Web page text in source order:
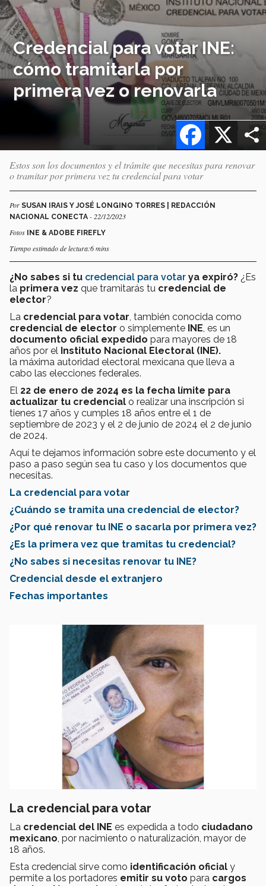
Credencial para votar INE:
cómo tramitarla por
primera vez o renovarla
X
Facebook
Estos son los documentos y el trámite que necesitas para renovar
o tramitar por primera vez tu credencial para votar
Por SUSAN IRAIS Y JOSÉ LONGINO TORRES | REDACCIÓN
NACIONAL CONECTA - 22/12/2023
Fotos INE & ADOBE FIREFLY
Tiempo estimado de lectura:6 mins
¿No sabes si tu credencial para votar ya expiró? ¿Es
la primera vez que tramitarás tu credencial de
elector?
La credencial para votar , también conocida como
credencial de elector o simplemente INE , es un
documento oficial expedido para mayores de 18
años por el Instituto Nacional Electoral (INE).
la máxima autoridad electoral mexicana que lleva a
cabo las elecciones federales.
El 22 de enero de 2024 es la fecha límite para
actualizar tu credencial o realizar una inscripción si
tienes 17 años y cumples 18 años entre el 1 de
septiembre de 2023 y el 2 de junio de 2024 el 2 de junio
de 2024.
Aquí te dejamos información sobre este documento y el
paso a paso según sea tu caso y los documentos que
necesitas.
La credencial para votar
¿Cuándo se tramita una credencial de elector?
¿Por qué renovar tu INE o sacarla por primera vez?
¿Es la primera vez que tramitas tu credencial?
¿No sabes si necesitas renovar tu INE?
Credencial desde el extranjero
Fechas importantes
La credencial para votar
La credencial del INE es expedida a todo ciudadano
mexicano, por nacimiento o naturalización, mayor de
18 años.
Esta credencial sirve como identificación oficial y
permite a los portadores emitir su voto para cargos